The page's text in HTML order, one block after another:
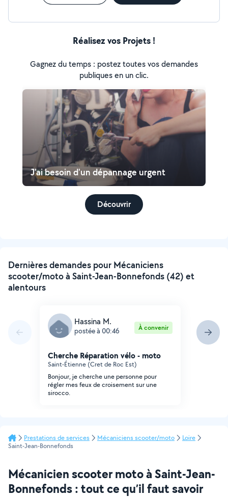
Réalisez vos Projets !
Gagnez du temps : postez toutes vos demandes
publiques en un clic.
J'ai besoin d'un dépannage urgent
Découvrir
Dernières demandes pour Mécaniciens
scooter/moto à Saint-Jean-Bonnefonds (42) et
alentours
Hassina M.
postée à 00:46 À convenir
Cherche Réparation vélo - moto
Saint-Étienne (Cret de Roc Est)
Bonjour, je cherche une personne pour
régler mes feux de croisement sur une
sirocco.
Prestations de services Mécaniciens scooter/moto
Loire
Saint-Jean-Bonnefonds
Mécanicien scooter moto à Saint-Jean-
Bonnefonds : tout ce qu’il faut savoir